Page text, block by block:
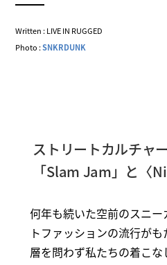
Written : LIVE IN RUGGED
Photo :SNKRDUNK
ストリートカルチャ
「Slam Jam」と〈
何年も続いた空前のスニ
トファッションの流行が
層を問わず私たちの着こ